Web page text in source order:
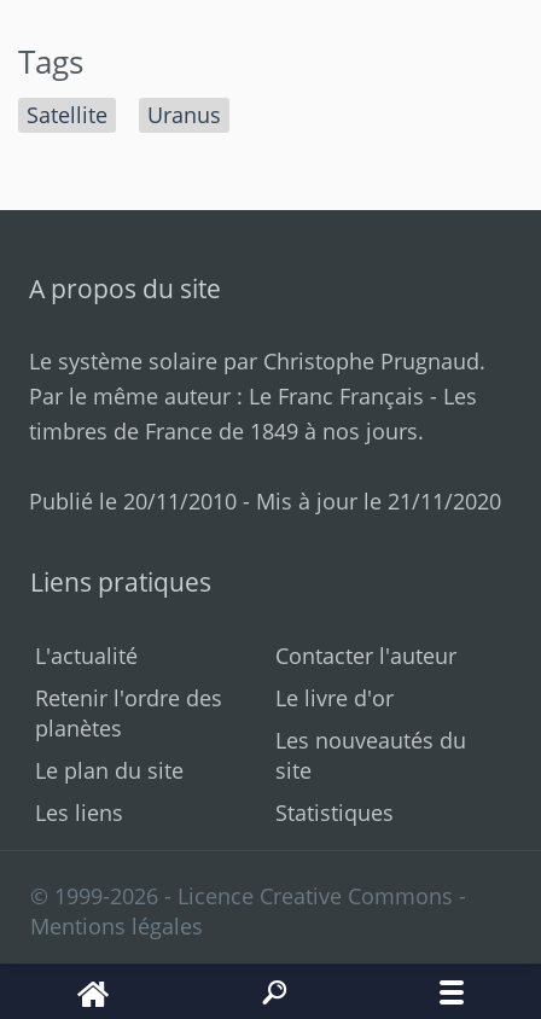
Tags
Satellite Uranus
A propos du site
Le système solaire par Christophe Prugnaud.
Par le même auteur : Le Franc Français - Les
timbres de France de 1849 à nos jours.
Publié le 20/11/2010 - Mis à jour le 21/11/2020
Liens pratiques
L'actualité
Retenir l'ordre des
planètes
Le plan du site
Les liens
Contacter l'auteur
Le livre d'or
Les nouveautés du
site
Statistiques
© 1999-2026 - Licence Creative Commons -
Mentions légales